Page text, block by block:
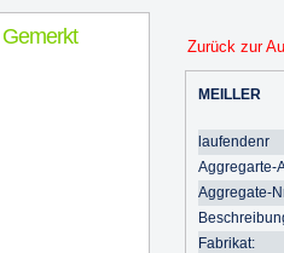
Gemerkt Zurück zur
MEILLER
laufendenr
Aggregarte-
Aggregate-
Fabrikat: